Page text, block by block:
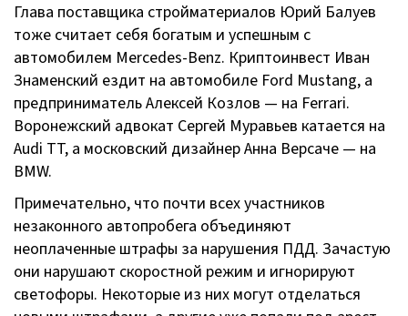
Глава поставщика стройматериалов Юрий Балуев
тоже считает себя богатым и успешным с
автомобилем Mercedes-Benz. Криптоинвест Иван
Знаменский ездит на автомобиле Ford Mustang, а
предприниматель Алексей Козлов — на Ferrari.
Воронежский адвокат Сергей Муравьев катается на
Audi TT, а московский дизайнер Анна Версаче — на
BMW.
Примечательно, что почти всех участников
незаконного автопробега объединяют
неоплаченные штрафы за нарушения ПДД. Зачастую
они нарушают скоростной режим и игнорируют
светофоры. Некоторые из них могут отделаться